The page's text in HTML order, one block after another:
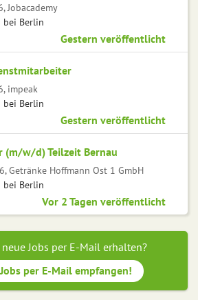
Jobacademy
bei Berlin
Gestern veröffentlicht
impeak
bei Berlin
Gestern veröffentlicht
(m/w/d) Teilzeit Bernau
Getränke Hoffmann Ost 1 GmbH
bei Berlin
Vor 2 Tagen veröffentlicht
Jobs per E-Mail erhalten?
per E-Mail empfangen!